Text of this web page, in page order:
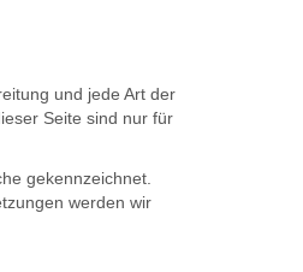
und jede Art der
Seite sind nur für
gekennzeichnet.
werden wir